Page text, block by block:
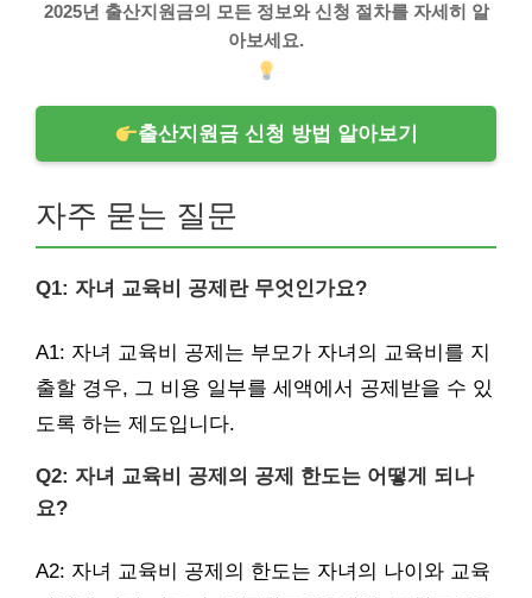
2025년 출산지원금의 모든 정보와 신청 절차를 자세히 알
아보세요.
출산지원금 신청 방법 알아보기
자주 묻는 질문
Q1: 자녀 교육비 공제란 무엇인가요?
A1: 자녀 교육비 공제는 부모가 자녀의 교육비를 지
출할 경우, 그 비용 일부를 세액에서 공제받을 수 있
도록 하는 제도입니다.
Q2: 자녀 교육비 공제의 공제 한도는 어떻게 되나
요?
A2: 자녀 교육비 공제의 한도는 자녀의 나이와 교육